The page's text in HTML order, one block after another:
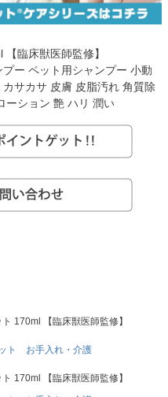
臨床獣医師監修】
ー ペット用シャンプー 小動
サカサ 皮膚 皮脂汚れ 角質除
ーション 艶 ハリ 潤い
170ml 【臨床獣医師監修】
ト お手入れ・介護
170ml 【臨床獣医師監修】